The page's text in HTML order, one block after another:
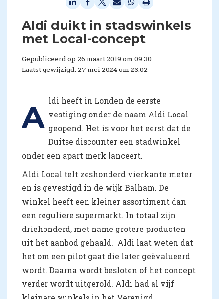
Aldi duikt in stadswinkels
met Local-concept
Gepubliceerd op 26 maart 2019 om 09:30
Laatst gewijzigd: 27 mei 2024 om 23:02
A ldi heeft in Londen de eerste
vestiging onder de naam Aldi Local
geopend. Het is voor het eerst dat de
Duitse discounter een stadwinkel
onder een apart merk lanceert.
Aldi Local telt zeshonderd vierkante meter
en is gevestigd in de wijk Balham. De
winkel heeft een kleiner assortiment dan
een reguliere supermarkt. In totaal zijn
driehonderd, met name grotere producten
uit het aanbod gehaald. Aldi laat weten dat
het om een pilot gaat die later geëvalueerd
wordt. Daarna wordt besloten of het concept
verder wordt uitgerold. Aldi had al vijf